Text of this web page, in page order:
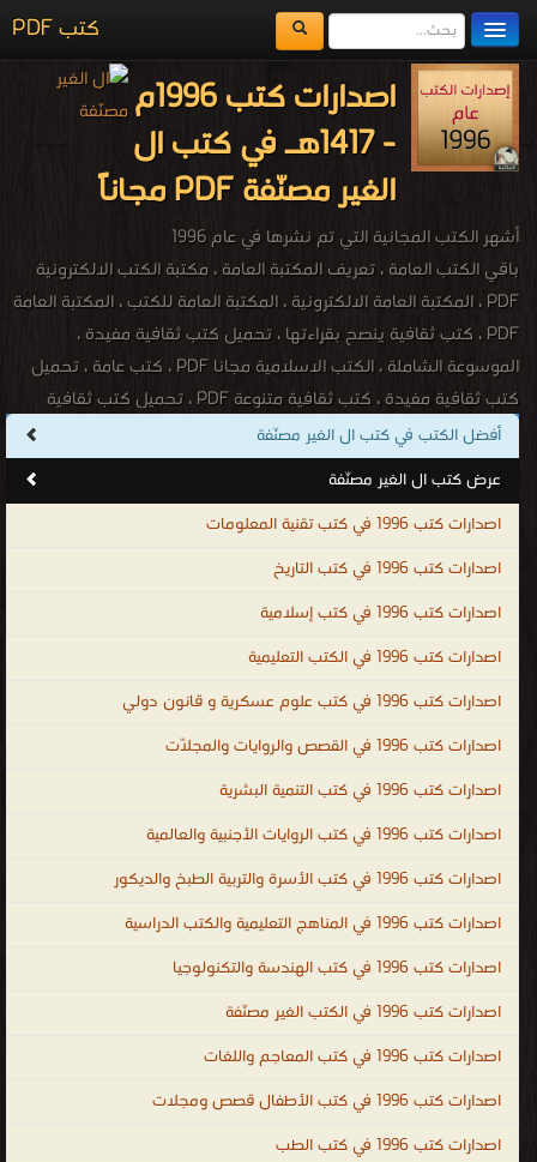
كتب PDF
مكتبة الكتب
المكتبات
يُقرأ حالياً
اضف كتاب
اصدارات كتب 1996م
- 1417هـ في كتب ال
الغير مصنّفة PDF مجاناً
أشهر الكتب المجانية التي تم نشرها في عام 1996
باقي الكتب العامة ، تعريف المكتبة العامة ، مكتبة الكتب الالكترونية
PDF ، المكتبة العامة الالكترونية ، المكتبة العامة للكتب ، المكتبة العامة
PDF ، كتب ثقافية ينصح بقراءتها ، تحميل كتب ثقافية مفيدة ،
الموسوعة الشاملة ، الكتب الاسلامية مجانا PDF ، كتب عامة ، تحميل
كتب ثقافية مفيدة ، كتب ثقافية متنوعة PDF ، تحميل كتب ثقافية
كتب معلومات عامة PDF ، مكتبة الكتب الالكترونية ، كتب متنوعة ، كتب
مصورة ، كتب صوتية ، كتب اون لاين ، كتب عامة للتحميل ، كتب عامة
للقراءة ، كتب عامة مجانية ، كتب اسلامية عامة ، كتب ثقافية عامة ، كتب
عامة فى الطبخ ، كتب عامة فى التاريخ ، كتب عامة فى الشعر ، ال الغير
أفضل الكتب في كتب ال الغير مصنّفة
عرض كتب ال الغير مصنّفة
اصدارات كتب 1996 في كتب تقنية المعلومات
اصدارات كتب 1996 في كتب التاريخ
اصدارات كتب 1996 في كتب إسلامية
اصدارات كتب 1996 في الكتب التعليمية
اصدارات كتب 1996 في كتب علوم عسكرية و قانون دولي
اصدارات كتب 1996 في القصص والروايات والمجلّات
اصدارات كتب 1996 في كتب التنمية البشرية
اصدارات كتب 1996 في كتب الروايات الأجنبية والعالمية
اصدارات كتب 1996 في كتب الأسرة والتربية الطبخ والديكور
اصدارات كتب 1996 في المناهج التعليمية والكتب الدراسية
اصدارات كتب 1996 في كتب الهندسة والتكنولوجيا
اصدارات كتب 1996 في الكتب الغير مصنّفة
اصدارات كتب 1996 في كتب المعاجم واللغات
اصدارات كتب 1996 في كتب الأطفال قصص ومجلات
اصدارات كتب 1996 في كتب الطب